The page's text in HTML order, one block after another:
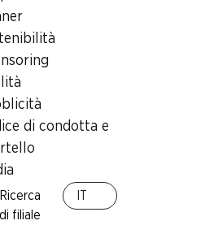
di condotta e
Ricerca
di filiale